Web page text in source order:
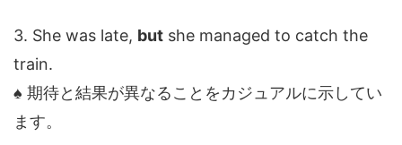
3. She was late, but she managed to catch the
train.
♠ 期待と結果が異なることをカジュアルに示してい
ます。